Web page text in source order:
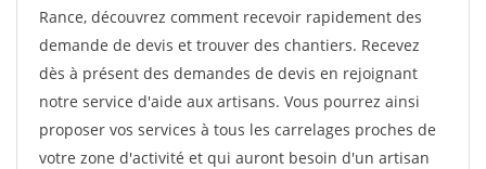
Rance, découvrez comment recevoir rapidement des
demande de devis et trouver des chantiers. Recevez
dès à présent des demandes de devis en rejoignant
notre service d'aide aux artisans. Vous pourrez ainsi
proposer vos services à tous les carrelages proches de
votre zone d'activité et qui auront besoin d'un artisan